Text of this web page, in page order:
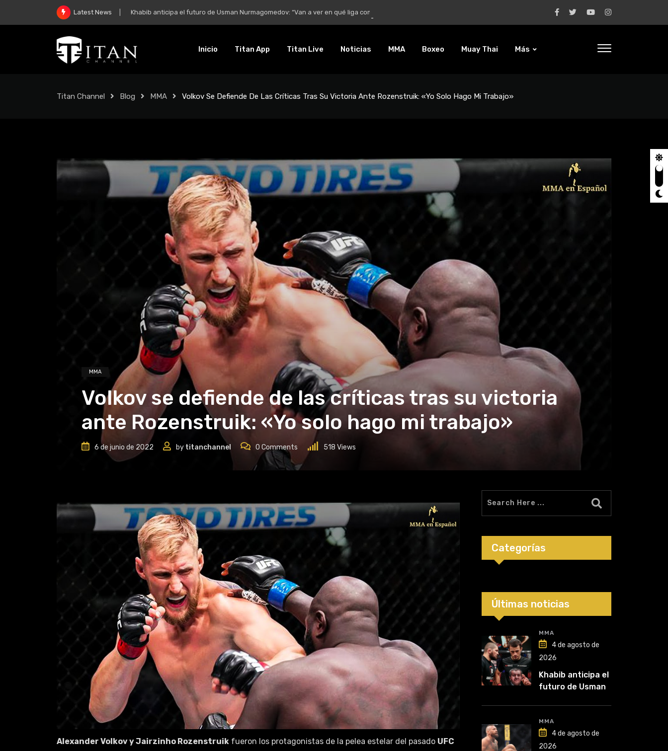
Latest NewsKhabib anticipa el futuro de Usman Nurmagomedov: “Van a ver en qué liga competirá”
Inicio Titan App Titan Live Noticias MMA Boxeo Muay Thai Más
Titan Channel Blog MMA Volkov Se Defiende De Las Críticas Tras Su Victoria Ante Rozenstruik: «Yo Solo Hago Mi Trabajo»
MMA
Volkov se defiende de las críticas tras su victoria
ante Rozenstruik: «Yo solo hago mi trabajo»
6 de junio de 2022 by titanchannel 0 Comments 518 Views
Alexander Volkov y Jairzinho Rozenstruik fueron los protagonistas de la pelea estelar del pasado UFC
Categorías
Últimas noticias
MMA
4 de agosto de
2026
Khabib anticipa el
futuro de Usman
liga competirá”
MMA
4 de agosto de
2026